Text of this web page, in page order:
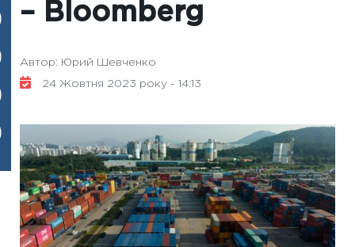
– Вloomberg
Автор: Юрий Шевченко
24 Жовтня 2023 року - 14:13